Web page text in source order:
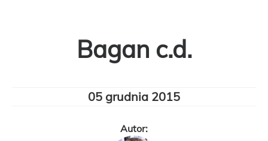
Bagan c.d.
05 grudnia 2015
Autor: